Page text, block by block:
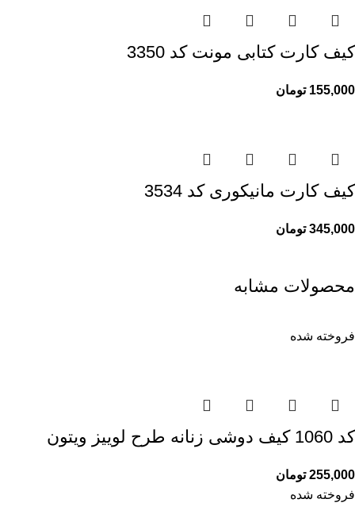
کیف کارت کتابی مونت کد 3350
155,000 تومان
کیف کارت مانیکوری کد 3534
345,000 تومان
محصولات مشابه
فروخته شده
کد 1060 کیف دوشی زنانه طرح لوییز ویتون
255,000 تومان
فروخته شده